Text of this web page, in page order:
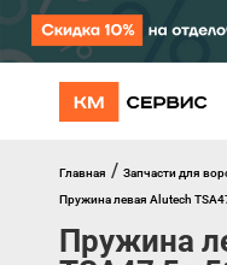
КАТАЛОГ
Перегрузочное
Уличные калитки
Главная / Запчасти для
Пружина левая Alutech
Пружина